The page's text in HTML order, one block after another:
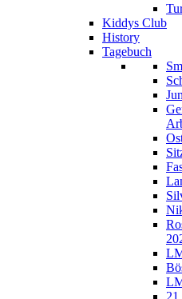
Kiddys Club
History
Tagebuch